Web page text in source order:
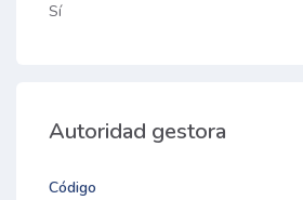
Sí
Autoridad gestora
Código